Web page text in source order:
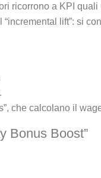
ricorrono a KPI
lift”: si
che calcolano il
Bonus Boost”